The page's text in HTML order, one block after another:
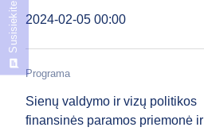
2024-02-05 00:00
Programa
Sienų valdymo ir vizų politikos
finansinės paramos priemonė ir
Susisiekite